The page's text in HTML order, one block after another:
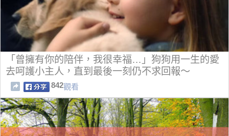
「曾擁有你的陪伴，我很幸福…」狗狗用一生的愛
去呵護小主人，直到最後一刻仍不求回報～
842觀看